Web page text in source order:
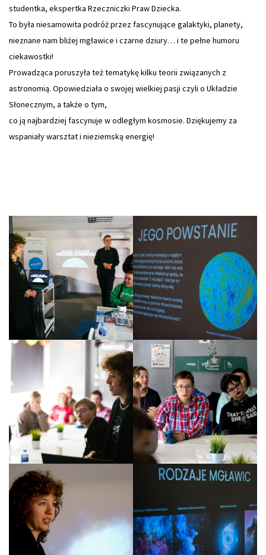
studentka, ekspertka Rzeczniczki Praw Dziecka.
To była niesamowita podróż przez fascynujące galaktyki, planety,
nieznane nam bliżej mgławice i czarne dziury… i te pełne humoru
ciekawostki!
Prowadząca poruszyła też tematykę kilku teorii związanych z
astronomią. Opowiedziała o swojej wielkiej pasji czyli o Układzie
Słonecznym, a także o tym,
co ją najbardziej fascynuje w odległym kosmosie. Dziękujemy za
wspaniały warsztat i nieziemską energię!